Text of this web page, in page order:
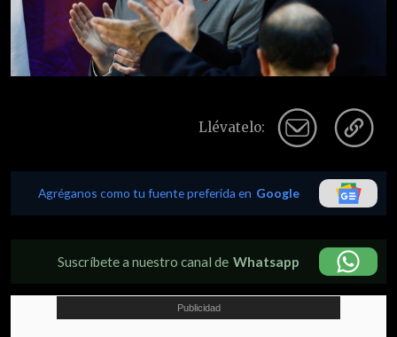
Llévatelo:
Agréganos como tu fuente preferida en Google
Suscríbete a nuestro canal de Whatsapp